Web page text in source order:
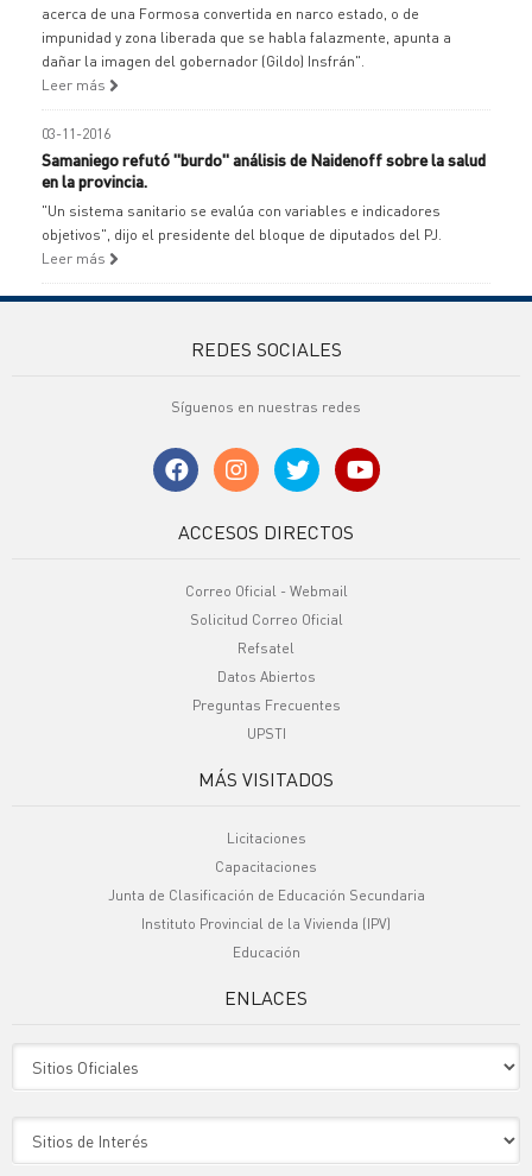
acerca de una Formosa convertida en narco estado, o de
impunidad y zona liberada que se habla falazmente, apunta a
dañar la imagen del gobernador (Gildo) Insfrán".
Leer más
03-11-2016
Samaniego refutó "burdo" análisis de Naidenoff sobre la salud
en la provincia.
"Un sistema sanitario se evalúa con variables e indicadores
objetivos", dijo el presidente del bloque de diputados del PJ.
Leer más
REDES SOCIALES
Síguenos en nuestras redes
ACCESOS DIRECTOS
Correo Oficial - Webmail
Solicitud Correo Oficial
Refsatel
Datos Abiertos
Preguntas Frecuentes
UPSTI
MÁS VISITADOS
Licitaciones
Capacitaciones
Junta de Clasificación de Educación Secundaria
Instituto Provincial de la Vivienda (IPV)
Educación
ENLACES